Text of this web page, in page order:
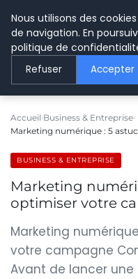
LE
Accueil Business & Entreprise
Marketing numérique : 5
BUSINESS & ENTREPRISE
Marketing
optimiser votre
Marketing
votre campagne
Avant de lancer
Nous utilisons des
de navigation. En
politique de
Refuser Accepter